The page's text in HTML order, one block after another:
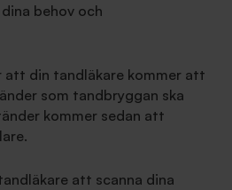
behov och
att din tandläkare kommer att
som tandbryggan ska
kommer sedan att
att scanna dina